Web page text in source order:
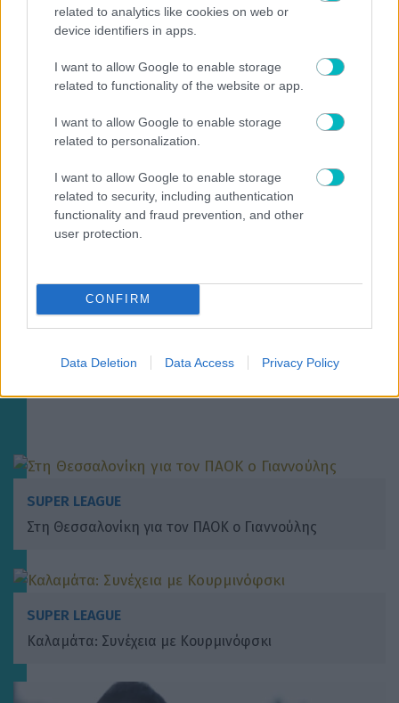
related to analytics like cookies on web or
device identifiers in apps.
I want to allow Google to enable storage
related to functionality of the website or app.
I want to allow Google to enable storage
related to personalization.
I want to allow Google to enable storage
related to security, including authentication
functionality and fraud prevention, and other
user protection.
CONFIRM
Data Deletion Data Access Privacy Policy
Το πρώτο «μήνυμα» του Λιβάι Γκαρσία για τον
δανεισμό του στον Παναθηναϊκό (ΦΩΤΟ)
SUPER LEAGUE
Στη Θεσσαλονίκη για τον ΠΑΟΚ ο Γιαννούλης
SUPER LEAGUE
Καλαμάτα: Συνέχεια με Κουρμινόφσκι